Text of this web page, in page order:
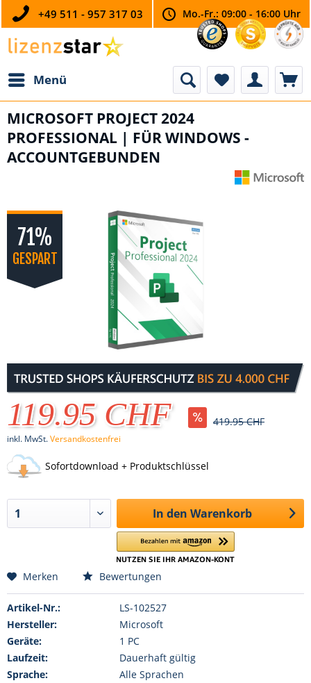
+49 511 - 957 317 03 Mo.-Fr.: 09:00 - 16:00 Uhr
Menü
MICROSOFT PROJECT 2024
PROFESSIONAL | FÜR WINDOWS -
ACCOUNTGEBUNDEN
71%
GESPART
119.95 CHF 419.95 CHF
inkl. MwSt.Versandkostenfrei
Sofortdownload + Produktschlüssel
In den Warenkorb
Merken Bewertungen
Artikel-Nr.:
LS-102527
Hersteller:
Microsoft
Geräte:
1 PC
Laufzeit:
Dauerhaft gültig
Sprache:
Alle Sprachen